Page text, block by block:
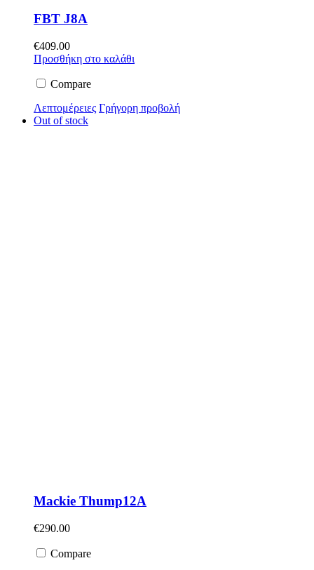
FBT J8A
€409.00
Προσθήκη στο καλάθι
Compare
Λεπτομέρειες Γρήγορη προβολή
Out of stock
Mackie Thump12A
€290.00
Compare